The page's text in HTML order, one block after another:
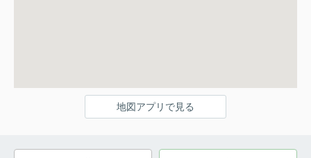
地図アプリで見る